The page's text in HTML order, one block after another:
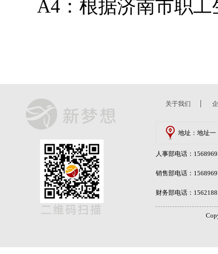
A4：根据济南市职工
关于我们
地址：地址一
人事部电话：
销售部电话：
财务部电话：